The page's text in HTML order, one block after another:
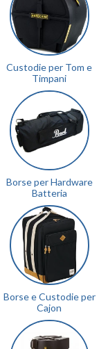
Custodie per Tom e
Timpani
Borse per Hardware
Batteria
Borse e Custodie per
Cajon